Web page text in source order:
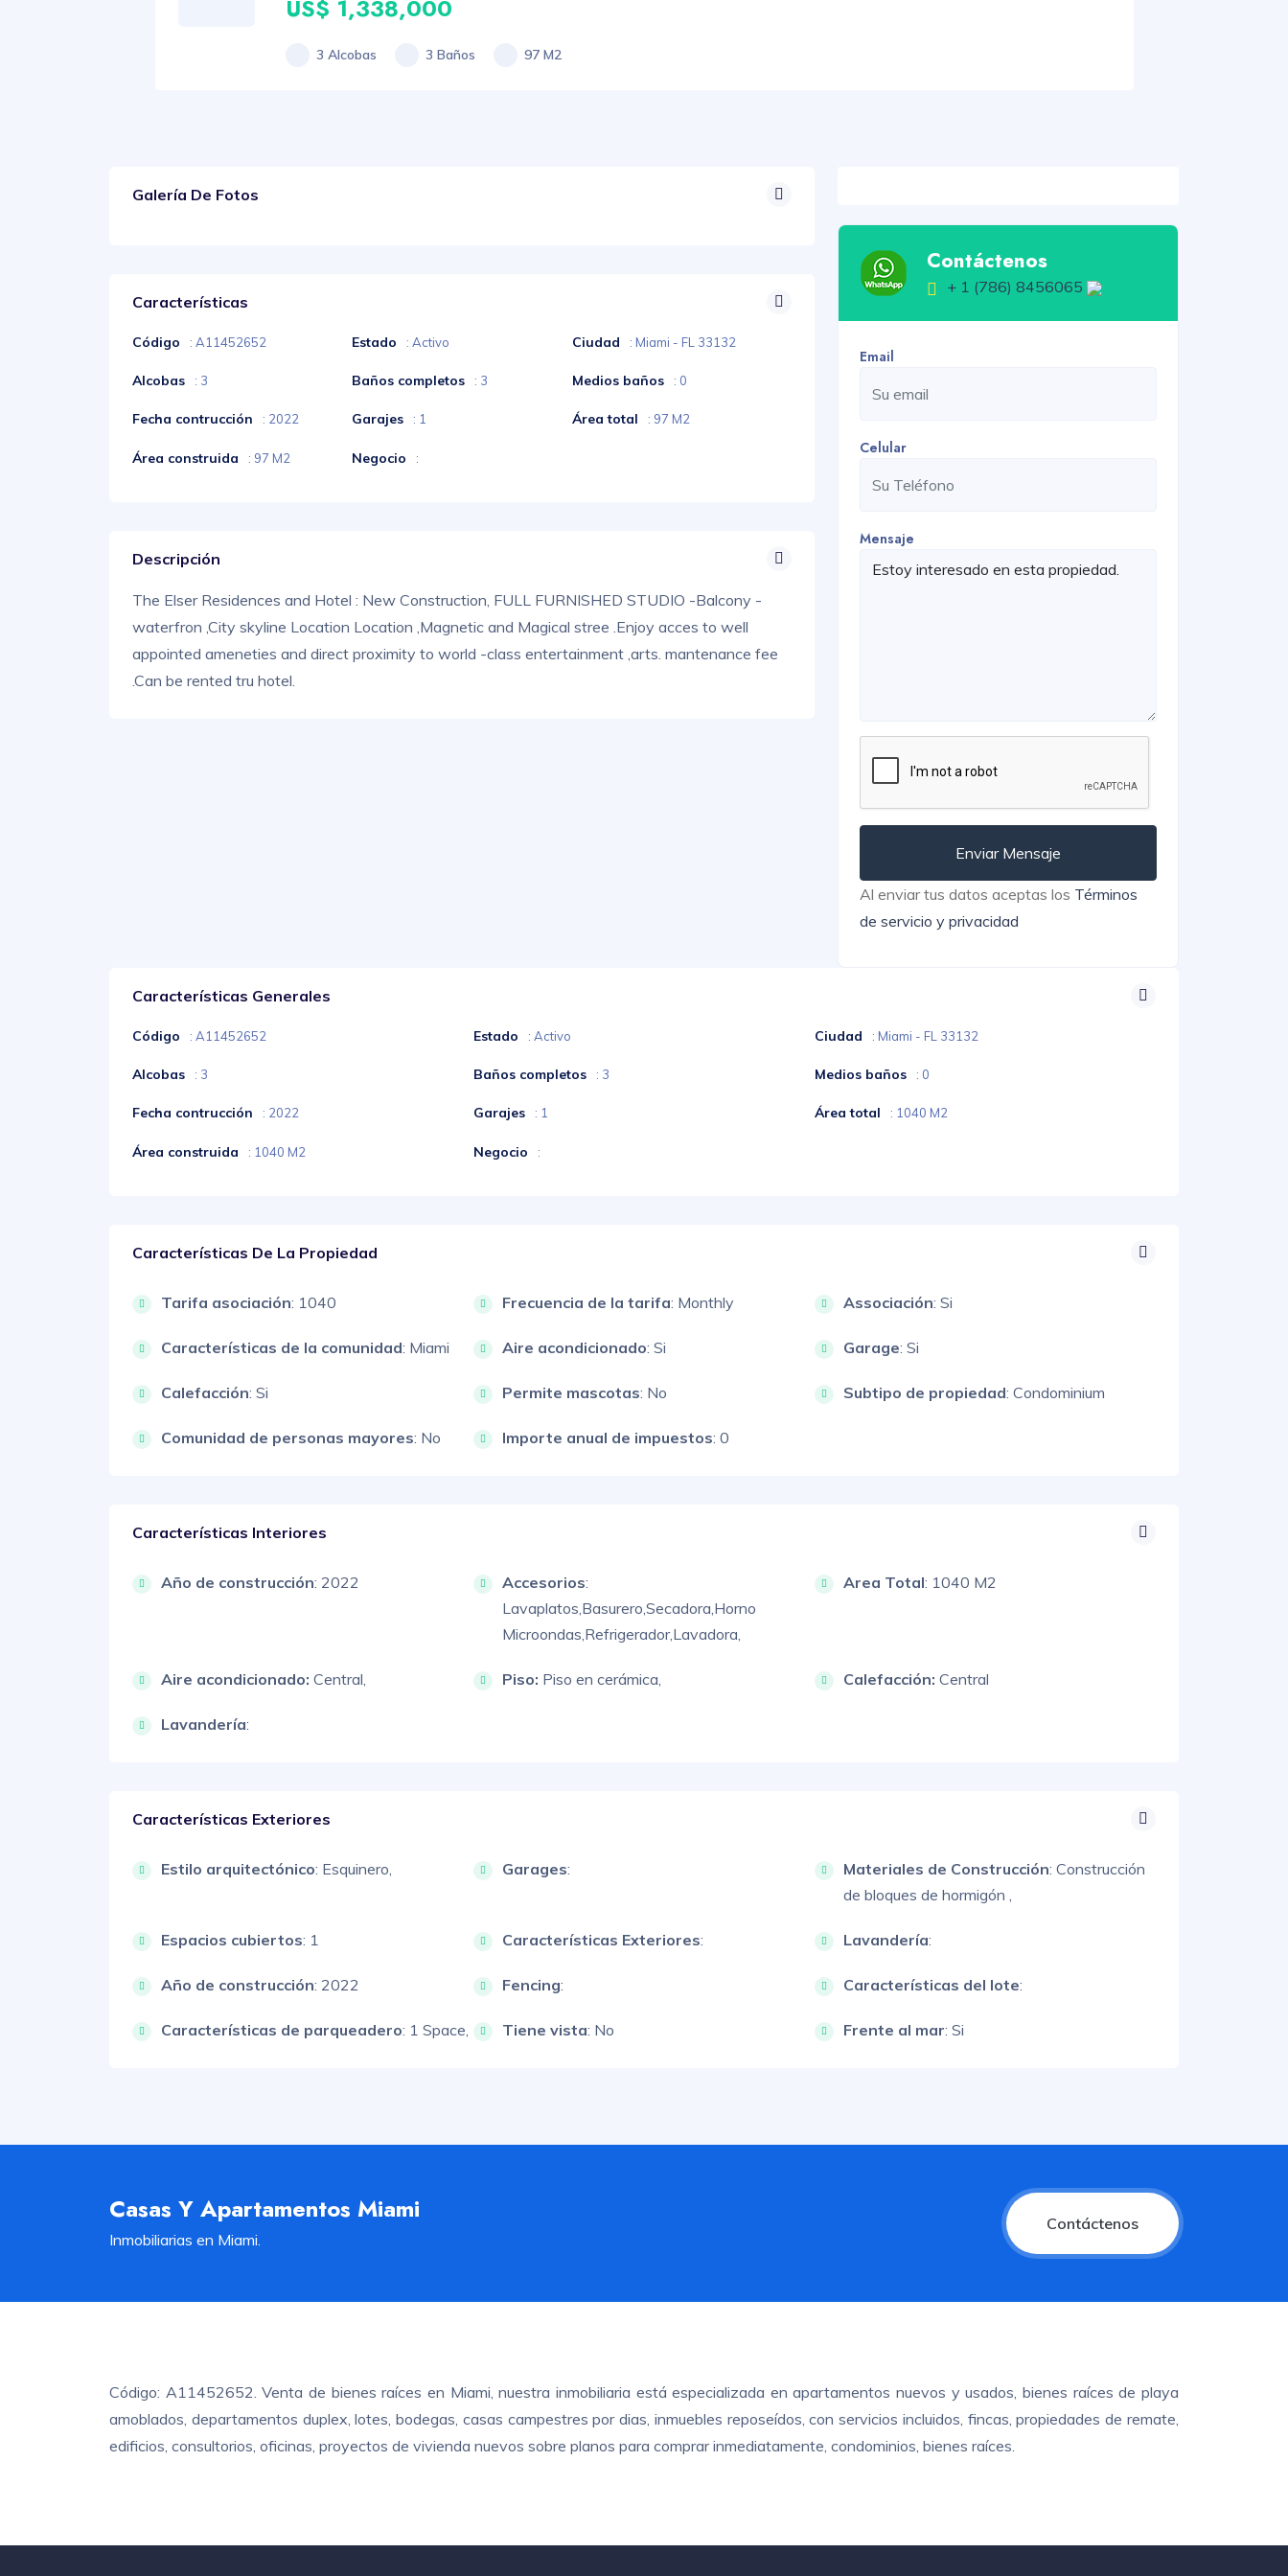
US$ 1,338,000
3 Alcobas 3 Baños 97 M2
Galería De Fotos
Características
Código : A11452652 Estado : Activo Ciudad : Miami - FL 33132
Alcobas : 3 Baños completos : 3 Medios baños : 0
Fecha contrucción : 2022 Garajes : 1 Área total : 97 M2
Área construida : 97 M2 Negocio :
Descripción
The Elser Residences and Hotel : New Construction, FULL FURNISHED STUDIO -Balcony -
waterfron ,City skyline Location Location ,Magnetic and Magical stree .Enjoy acces to well
appointed ameneties and direct proximity to world -class entertainment ,arts. mantenance fee
.Can be rented tru hotel.
Contáctenos
+ 1 (786) 8456065
Email
Celular
Mensaje
Enviar Mensaje
Al enviar tus datos aceptas los Términos
de servicio y privacidad
Características Generales
Código : A11452652 Estado : Activo Ciudad : Miami - FL 33132
Alcobas : 3 Baños completos : 3 Medios baños : 0
Fecha contrucción : 2022 Garajes : 1 Área total : 1040 M2
Área construida : 1040 M2 Negocio :
Características De La Propiedad
Tarifa asociación: 1040 Frecuencia de la tarifa: Monthly Associación: Si
Características de la comunidad: Miami Aire acondicionado: Si Garage: Si
Calefacción: Si Permite mascotas: No Subtipo de propiedad: Condominium
Comunidad de personas mayores: No Importe anual de impuestos: 0
Características Interiores
Año de construcción: 2022 Accesorios:
Lavaplatos, Basurero, Secadora, Horno
Microondas, Refrigerador,Lavadora,
Area Total: 1040 M2
Aire acondicionado: Central, Piso: Piso en cerámica, Calefacción: Central
Lavandería:
Características Exteriores
Estilo arquitectónico: Esquinero, Garages: Materiales de Construcción: Construcción
de bloques de hormigón ,
Espacios cubiertos: 1 Características Exteriores: Lavandería:
Año de construcción: 2022 Fencing: Características del lote:
Características de parqueadero: 1 Space, Tiene vista: No Frente al mar: Si
Casas Y Apartamentos Miami
Inmobiliarias en Miami.
Contáctenos
Código: A11452652. Venta de bienes raíces en Miami, nuestra inmobiliaria está especializada en apartamentos nuevos y usados, bienes raíces de playa
amoblados, departamentos duplex, lotes, bodegas, casas campestres por dias, inmuebles reposeídos, con servicios incluidos, fincas, propiedades de remate,
edificios, consultorios, oficinas, proyectos de vivienda nuevos sobre planos para comprar inmediatamente, condominios, bienes raíces.